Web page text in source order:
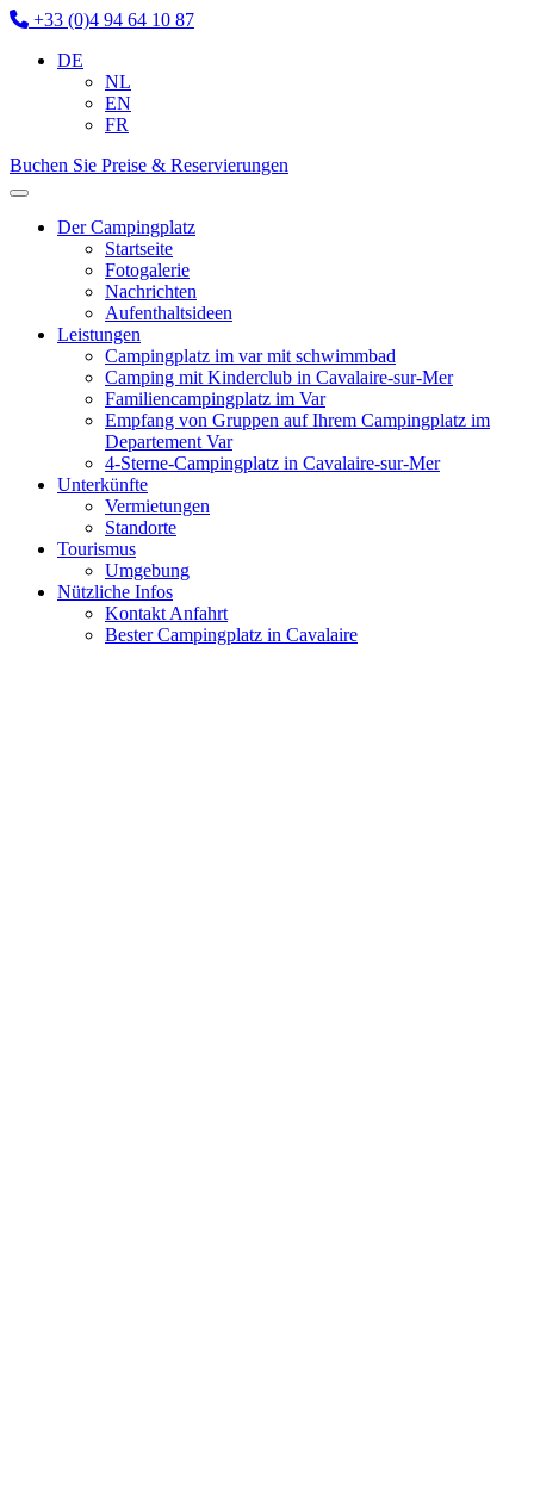
+33 (0)4 94 64 10 87
DE
NL
EN
FR
Buchen Sie Preise & Reservierungen
Der Campingplatz
Startseite
Fotogalerie
Nachrichten
Aufenthaltsideen
Leistungen
Campingplatz im var mit schwimmbad
Camping mit Kinderclub in Cavalaire-sur-Mer
Familiencampingplatz im Var
Empfang von Gruppen auf Ihrem Campingplatz im
Departement Var
4-Sterne-Campingplatz in Cavalaire-sur-Mer
Unterkünfte
Vermietungen
Standorte
Tourismus
Umgebung
Nützliche Infos
Kontakt Anfahrt
Bester Campingplatz in Cavalaire